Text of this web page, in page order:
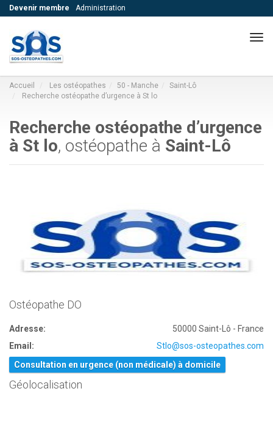
Devenir membre Administration
Accueil Les ostéopathes 50 - Manche
Saint-Lô
Recherche ostéopathe d’urgence à St lo
Recherche ostéopathe d’urgence
à St lo, ostéopathe à Saint-Lô
Ostéopathe DO
Adresse:
50000 Saint-Lô - France
Email:
Stlo@sos-osteopathes.com
Consultation en urgence (non médicale) à domicile
Géolocalisation